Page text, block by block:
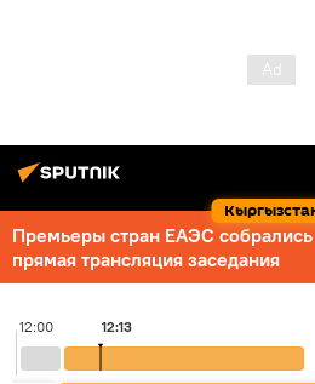
Премьеры стран ЕАЭС
прямая трансляция заседания
12:00 12:13